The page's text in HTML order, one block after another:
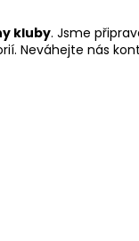
kluby. Jsme
Neváhejte nás